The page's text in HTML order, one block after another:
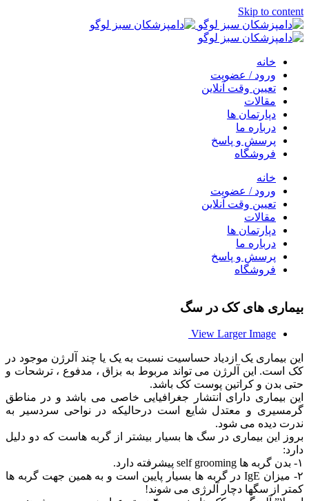
Skip to content
خانه
ورود / عضویت
تعیین وقت آنلاین
مقالات
دپارتمان ها
درباره ما
پرسش و پاسخ
فروشگاه
خانه
ورود / عضویت
تعیین وقت آنلاین
مقالات
دپارتمان ها
درباره ما
پرسش و پاسخ
فروشگاه
بیماری های کک در سگ
View Larger Image
این بیماری یک ازدیاد حساسیت نسبت به یک یا چند آلرژن موجود در
کک است. این آلرژن می تواند مربوط به بزاق ، مدفوع ، ترشحات و
حتی بدن و کراتین پوست کک باشد.
این بیماری دارای انتشار جغرافیایی خاصی می باشد و در مناطق
گرمسیری و معتدل شایع است درحالیکه در نواحی سردسیر به
ندرت دیده می شود.
بروز این بیماری در سگ ها بسیار بیشتر از گربه هاست که دو دلیل
دارد:
۱- بدن گربه ها self grooming پیشرفته دارد.
۲- میزان IgE در گربه ها بسیار پایین است و به همین جهت گربه ها
کمتر از سگها دچار آلرژی می شوند!